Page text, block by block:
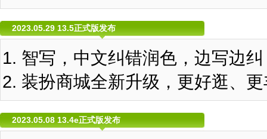
2023.05.29 13.5正式版发布
智写，中文纠错润色，边写边
装扮商城全新升级，更好逛、
2023.05.08 13.4e正式版发布